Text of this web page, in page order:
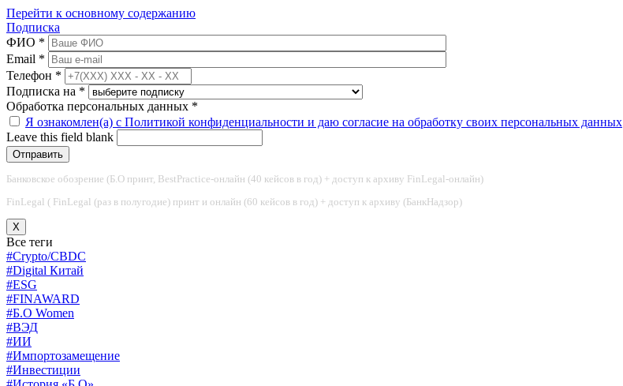
Перейти к основному содержанию
Подписка
ФИО *
Email *
Телефон *
Подписка на *
Обработка персональных данных *
Я ознакомлен(а) с Политикой конфиденциальности и даю согласие на обработку своих персональных данных
Leave this field blank
Банковское обозрение (Б.О принт, BestPractice-онлайн (40 кейсов в год) + доступ к архиву FinLegal-онлайн)
FinLegal ( FinLegal (раз в полугодие) принт и онлайн (60 кейсов в год) + доступ к архиву (БанкНадзор)
X
Все теги
#Crypto/CBDC
#Digital Китай
#ESG
#FINAWARD
#Б.О Women
#ВЭД
#ИИ
#Импортозамещение
#Инвестиции